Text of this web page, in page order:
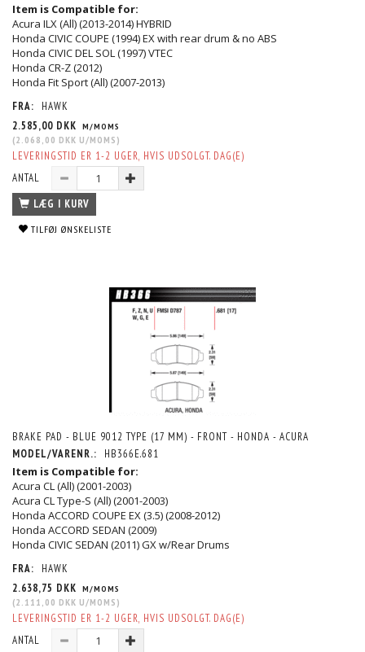
Item is Compatible for:
Acura ILX (All) (2013-2014) HYBRID
Honda CIVIC COUPE (1994) EX with rear drum & no ABS
Honda CIVIC DEL SOL (1997) VTEC
Honda CR-Z (2012)
Honda Fit Sport (All) (2007-2013)
FRA:
HAWK
2.585,00 DKK M/MOMS
(2.068,00 DKK U/MOMS )
LEVERINGSTID ER 1-2 UGER, HVIS UDSOLGT. DAG(E)
ANTAL
LÆG I KURV
TILFØJ ØNSKELISTE
BRAKE PAD - BLUE 9012 TYPE (17 MM) - FRONT - HONDA - ACURA
MODEL/VARENR.:
HB366E.681
Item is Compatible for:
Acura CL (All) (2001-2003)
Acura CL Type-S (All) (2001-2003)
Honda ACCORD COUPE EX (3.5) (2008-2012)
Honda ACCORD SEDAN (2009)
Honda CIVIC SEDAN (2011) GX w/Rear Drums
FRA:
HAWK
2.638,75 DKK M/MOMS
(2.111,00 DKK U/MOMS )
LEVERINGSTID ER 1-2 UGER, HVIS UDSOLGT. DAG(E)
ANTAL